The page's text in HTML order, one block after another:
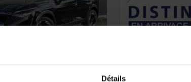
Détails